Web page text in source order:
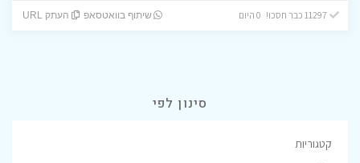
שיתוף בוואטסאפ העתק URL
סינון לפי
קטגוריות